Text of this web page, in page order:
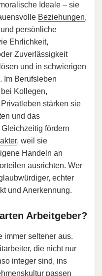
Ideale – sie
Beziehungen,
persönliche
Ehrlichkeit,
Zuverlässigkeit
und in schwierigen
Im Berufsleben
Kollegen,
stärken sie
und das
fördern
, weil sie
Handeln an
ausrichten. Wer
echter
und Anerkennung.
Arbeitgeber?
immer seltener aus.
die nicht nur
integer sind, ins
passen